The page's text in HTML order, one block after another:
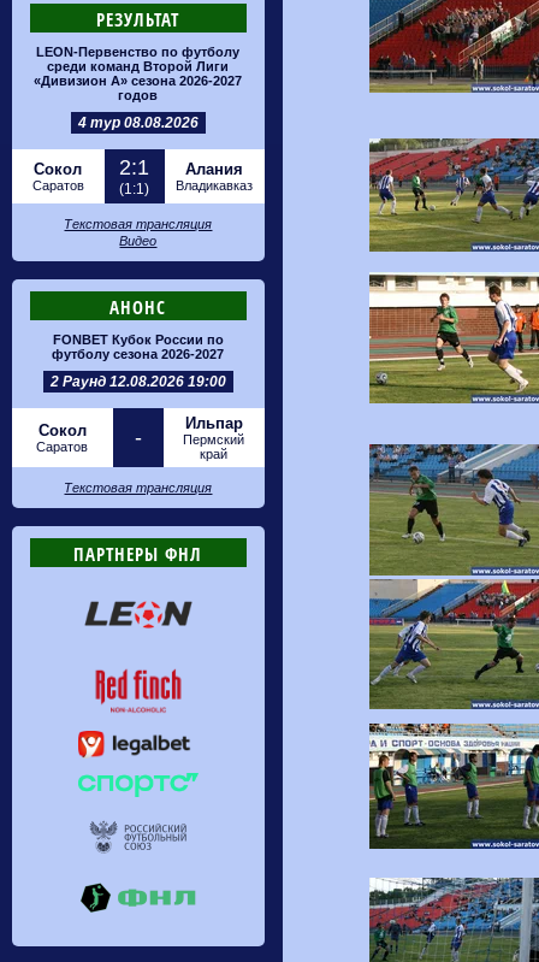
РЕЗУЛЬТАТ
LEON-Первенство по футболу
среди команд Второй Лиги
«Дивизион А» сезона 2026-2027
годов
4 тур 08.08.2026
Сокол
Саратов
2:1
(1:1)
Алания
Владикавказ
Текстовая трансляция
Видео
АНОНС
FONBET Кубок России по
футболу сезона 2026-2027
2 Раунд 12.08.2026 19:00
Сокол
Саратов -
Ильпар
Пермский
край
Текстовая трансляция
ПАРТНЕРЫ ФНЛ